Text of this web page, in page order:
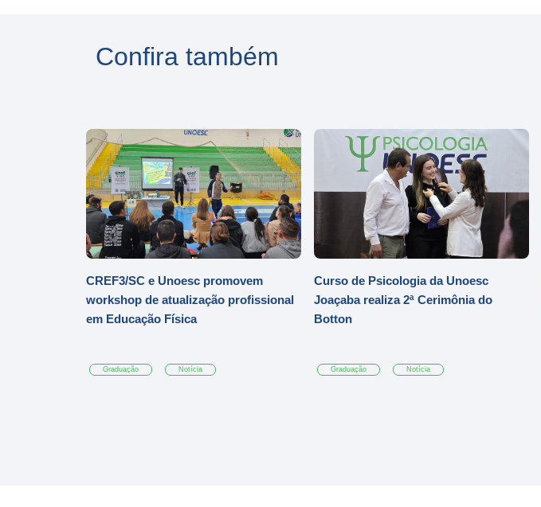
Confira também
CREF3/SC e Unoesc promovem
workshop de atualização profissional
em Educação Física
Graduação Notícia
Curso de Psicologia da Unoesc
Joaçaba realiza 2ª Cerimônia do
Botton
Graduação Notícia